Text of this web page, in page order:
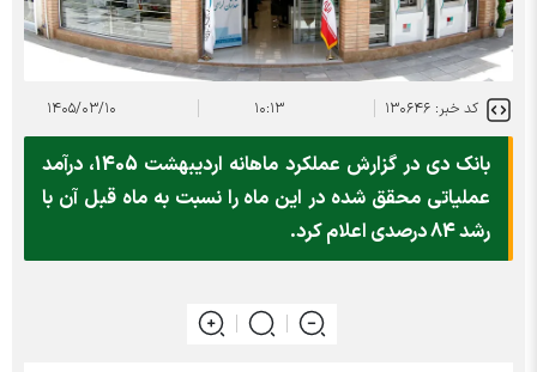
کد خبر: ۱۳۰۶۴۶ ۱۰:۱۳ ۱۴۰۵/۰۳/۱۰
بانک دی در گزارش عملکرد ماهانه اردیبهشت 1405، درآمد
عملیاتی محقق شده در این ماه را نسبت به ماه قبل آن با
رشد 84 درصدی اعلام کرد.